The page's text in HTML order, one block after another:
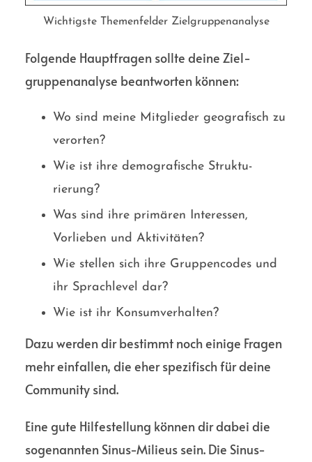
Wichtigste Themenfelder Zielgruppenanalyse
Folgende Haupt­fragen sollte deine Ziel­
gruppen­analyse beant­worten können:
Wo sind meine Mitglieder geografisch zu
verorten?
Wie ist ihre demogra­fische Struktu­
rierung?
Was sind ihre primären Interessen,
Vorlieben und Aktivitäten?
Wie stellen sich ihre Gruppencodes und
ihr Sprachlevel dar?
Wie ist ihr Konsum­verhalten?
Dazu werden dir bestimmt noch einige Fragen
mehr einfallen, die eher spezifisch für deine
Commu­nity sind.
Eine gute Hilfe­stellung können dir dabei die
sogenannten Sinus-Milieus sein. Die Sinus-